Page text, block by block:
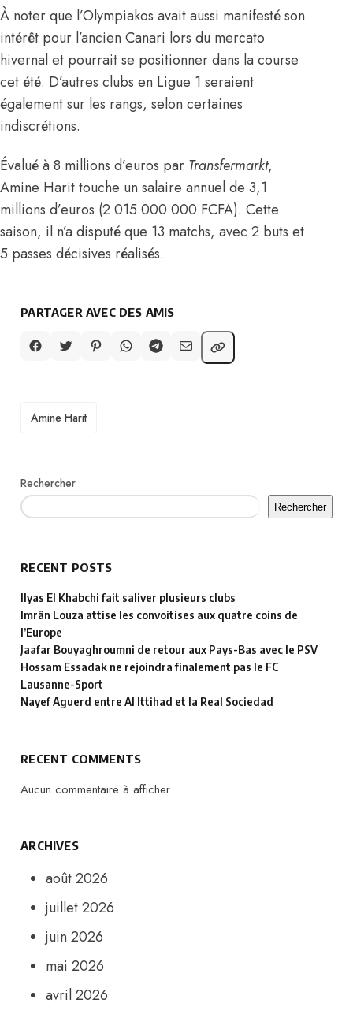
À noter que l’Olympiakos avait aussi manifesté son
intérêt pour l’ancien Canari lors du mercato
hivernal et pourrait se positionner dans la course
cet été. D’autres clubs en Ligue 1 seraient
également sur les rangs, selon certaines
indiscrétions.
Évalué à 8 millions d’euros par Transfermarkt,
Amine Harit touche un salaire annuel de 3,1
millions d’euros (2 015 000 000 FCFA). Cette
saison, il n’a disputé que 13 matchs, avec 2 buts et
5 passes décisives réalisés.
PARTAGER AVEC DES AMIS
TAGS
Amine Harit
Rechercher
Rechercher
RECENT POSTS
Ilyas El Khabchi fait saliver plusieurs clubs
Imrân Louza attise les convoitises aux quatre coins de
l’Europe
Jaafar Bouyaghroumni de retour aux Pays-Bas avec le PSV
Hossam Essadak ne rejoindra finalement pas le FC
Lausanne-Sport
Nayef Aguerd entre Al Ittihad et la Real Sociedad
RECENT COMMENTS
Aucun commentaire à afficher.
ARCHIVES
août 2026
juillet 2026
juin 2026
mai 2026
avril 2026